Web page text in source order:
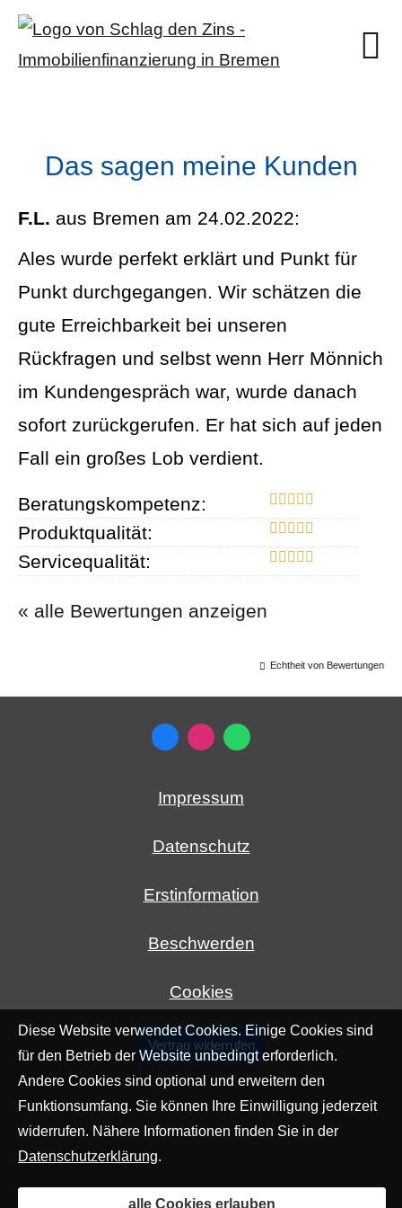
Das sagen meine Kunden
F.L. aus Bremen am 24.02.2022:
Ales wurde perfekt erklärt und Punkt für
Punkt durchgegangen. Wir schätzen die
gute Erreichbarkeit bei unseren
Rückfragen und selbst wenn Herr Mönnich
im Kundengespräch war, wurde danach
sofort zurückgerufen. Er hat sich auf jeden
Fall ein großes Lob verdient.
Beratungskompetenz:
Produktqualität:
Servicequalität:
« alle Bewertungen anzeigen
Echtheit von Bewertungen
Impressum
Datenschutz
Erstinformation
Beschwerden
Cookies
Vertrag widerrufen
Diese Website verwendet Cookies. Einige Cookies sind
für den Betrieb der Website unbedingt erforderlich.
Andere Cookies sind optional und erweitern den
Funktionsumfang. Sie können Ihre Einwilligung jederzeit
widerrufen. Nähere Informationen finden Sie in der
Datenschutzerklärung.
alle Cookies erlauben